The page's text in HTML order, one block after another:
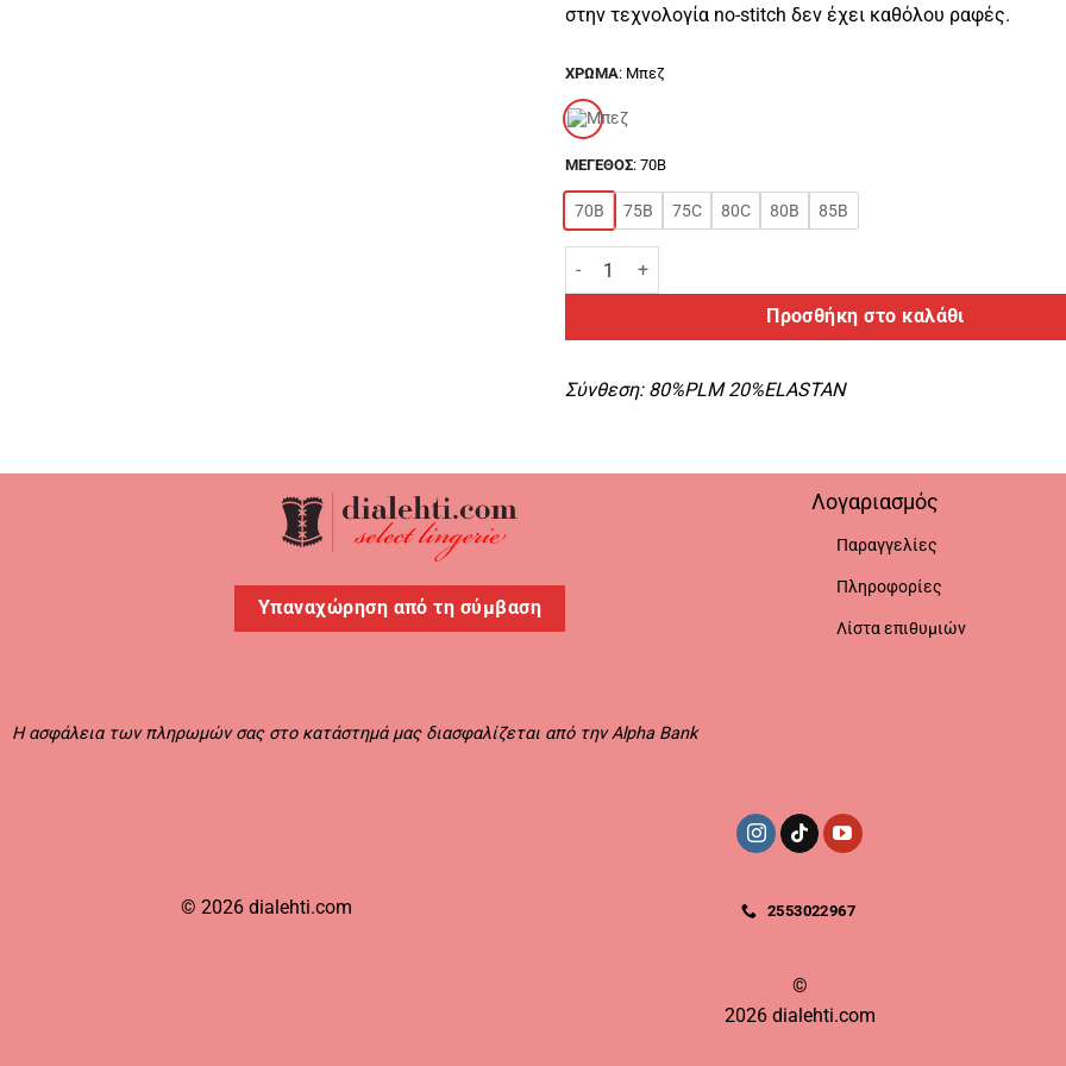
στην τεχνολογία no-stitch δεν έχει καθόλου ραφές.
ΧΡΩΜΑ: Μπεζ
ΜΕΓΕΘΟΣ: 70B
70B 75B 75C 80C 80B 85B
Luna Γυναικείο Σουτιέν" Miracle One Push Up" Κωδ. 1809
Προσθήκη στο καλάθι
Σύνθεση: 80%PLM 20%ELASTAN
Υπαναχώρηση από τη σύμβαση
Λογαριασμός
Παραγγελίες
Πληροφορίες
Λίστα επιθυμιών
Η ασφάλεια των πληρωμών σας στο κατάστημά μας διασφαλίζεται από την Alpha Bank
© 2026 dialehti.com 2553022967
©
2026 dialehti.com